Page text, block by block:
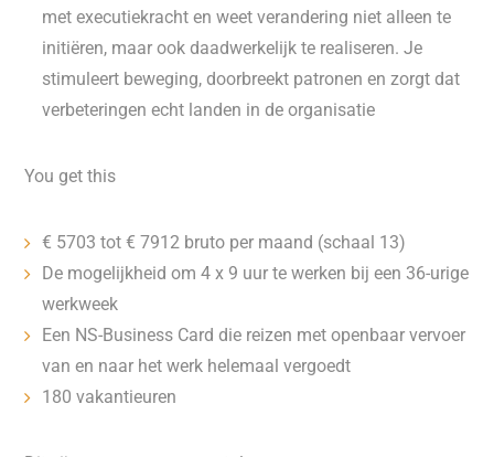
met executiekracht en weet verandering niet alleen te
initiëren, maar ook daadwerkelijk te realiseren. Je
stimuleert beweging, doorbreekt patronen en zorgt dat
verbeteringen echt landen in de organisatie
You get this
€ 5703 tot € 7912 bruto per maand (schaal 13)
De mogelijkheid om 4 x 9 uur te werken bij een 36-urige
werkweek
Een NS-Business Card die reizen met openbaar vervoer
van en naar het werk helemaal vergoedt
180 vakantieuren